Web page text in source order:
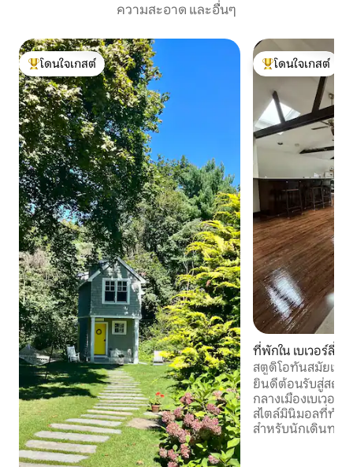
ความสะอาด และอื่นๆ
โดนใจเกสต์ที่สุด
โดนใจเกสต์
โดนใจเกสต์ที่สุด
โดนใจเกสต์
ที่พักใน เบเวอร์ลี่
สตูดิโอทันสมัยเบเ
สงบ
ยินดีต้อนรับสู่สถา
กลางเมืองเบเวอร์
สไตล์มินิมอลที่ทันส
สำหรับนักเดินทา